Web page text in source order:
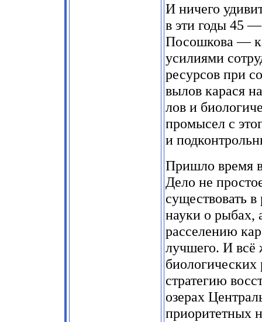
И ничего
в эти годы 45
Посошкова —
усилиями
ресурсов при
вылов карася
лов и
промысел с
и
Пришло время
Дело не
существовать
науки о рыбах,
расселению
лучшего. И всё
стратегию
озерах
приоритетных